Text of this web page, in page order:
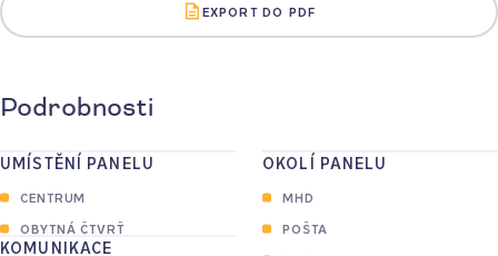
EXPORT DO PDF
Podrobnosti
UMÍSTĚNÍ PANELU
CENTRUM
OBYTNÁ ČTVRŤ
KOMUNIKACE
OKOLÍ PANELU
MHD
POŠTA